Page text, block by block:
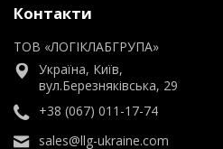
Контакти
ТОВ «ЛОГІКЛАБГРУПА»
Україна, Київ,
вул.Березняківська, 29
+38 (067) 011-17-74
sales@llg-ukraine.com